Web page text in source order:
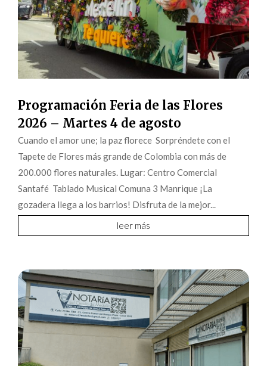
Programación Feria de las Flores
2026 – Martes 4 de agosto
Cuando el amor une; la paz florece Sorpréndete con el
Tapete de Flores más grande de Colombia con más de
200.000 flores naturales. Lugar: Centro Comercial
Santafé Tablado Musical Comuna 3 Manrique ¡La
gozadera llega a los barrios! Disfruta de la mejor...
leer más